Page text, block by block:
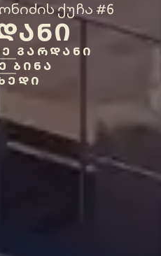
ქუჩა #6
ᲒᲐᲠᲓᲐᲜᲘ
ᲑᲘᲜᲐ